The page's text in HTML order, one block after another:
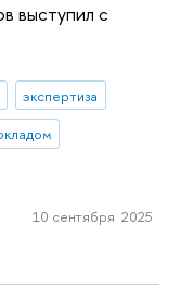
выступил с
экспертиза
10 сентября 2025